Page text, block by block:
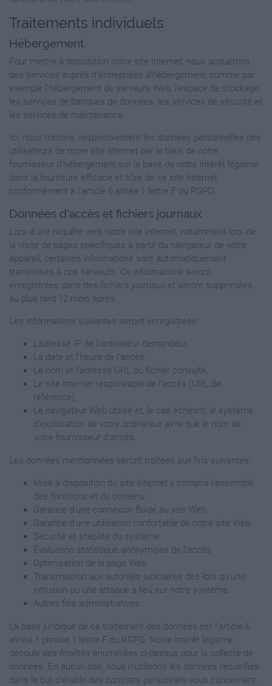
Traitements individuels
Hébergement
Pour mettre à disposition notre site Internet, nous acquérons
des services auprès d'entreprises d'hébergement, comme par
exemple l'hébergement de serveurs Web, l'espace de stockage,
les services de banques de données, les services de sécurité et
les services de maintenance.
Ici, nous traitons, respectivement les données personnelles des
utilisateurs de notre site Internet par le biais de notre
fournisseur d'hébergement sur la base de notre intérêt légitime
dans la fourniture efficace et sûre de ce site Internet,
conformément à l'article 6 alinéa 1 lettre F du RGPD.
Données d'accès et fichiers journaux
Lors d'une requête vers notre site Internet, notamment lors de
la visite de pages spécifiques à partir du navigateur de votre
appareil, certaines informations sont automatiquement
transmises à nos serveurs. Ce informations seront
enregistrées dans des fichiers journaux et seront supprimées
au plus tard 12 mois après.
Les informations suivantes seront enregistrées:
L'adresse IP de l'ordinateur demandeur,
La date et l'heure de l'accès,
Le nom et l'adresse URL du fichier consulté,
Le site internet responsable de l'accès (URL de
référence),
Le navigateur Web utilisé et, le cas échéant, le système
d'exploitation de votre ordinateur ainsi que le nom de
votre fournisseur d'accès.
Les données mentionnées seront traitées aux fins suivantes:
Mise à disposition du site Internet y compris l'ensemble
des fonctions et du contenu
Garantie d'une connexion fluide au site Web,
Garantie d'une utilisation confortable de notre site Web,
Sécurité et stabilité du système
Évaluation statistique anonymisée de l'accès
Optimisation de la page Web
Transmission aux autorités judiciaires dès lors qu'une
intrusion ou une attaque a lieu sur notre système
Autres fins administratives.
La base juridique de ce traitement des données est l'article 6
alinéa 1 phrase 1 lettre F du RGPD. Notre intérêt légitime
découle des finalités énumérées ci-dessus pour la collecte de
données. En aucun cas, nous n'utilisons les données recueillies
dans le but d'établir des constats personnels vous concernant.